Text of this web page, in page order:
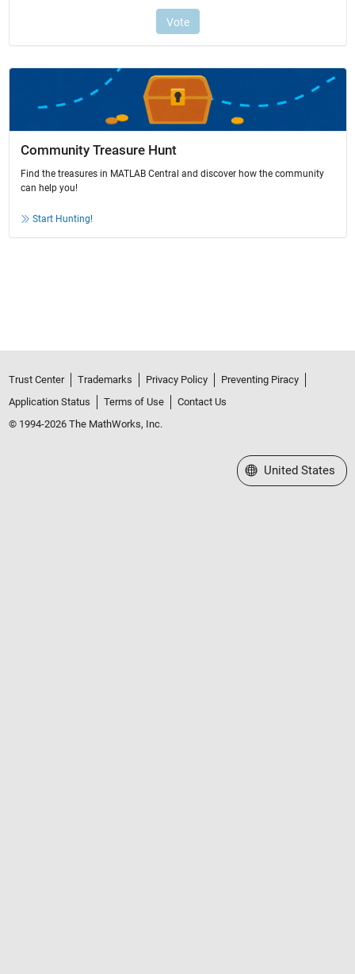
Community Treasure Hunt
Find the treasures in MATLAB Central and discover how the community
can help you!
Start Hunting!
Trust Center Trademarks Privacy Policy
Preventing Piracy
Application Status
Terms of Use
Contact Us
© 1994-2026 The MathWorks, Inc.
Select a Web Site
United States